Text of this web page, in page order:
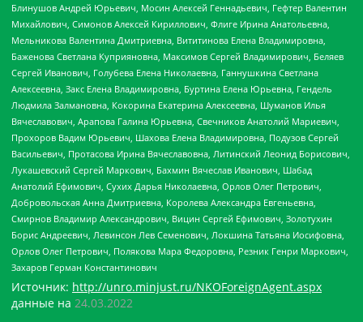
Блинушов Андрей Юрьевич, Мосин Алексей Геннадьевич, Гефтер Валентин
Михайлович, Симонов Алексей Кириллович, Флиге Ирина Анатольевна,
Мельникова Валентина Дмитриевна, Вититинова Елена Владимировна,
Баженова Светлана Куприяновна, Максимов Сергей Владимирович, Беляев
Сергей Иванович, Голубева Елена Николаевна, Ганнушкина Светлана
Алексеевна, Закс Елена Владимировна, Буртина Елена Юрьевна, Гендель
Людмила Залмановна, Кокорина Екатерина Алексеевна, Шуманов Илья
Вячеславович, Арапова Галина Юрьевна, Свечников Анатолий Мариевич,
Прохоров Вадим Юрьевич, Шахова Елена Владимировна, Подузов Сергей
Васильевич, Протасова Ирина Вячеславовна, Литинский Леонид Борисович,
Лукашевский Сергей Маркович, Бахмин Вячеслав Иванович, Шабад
Анатолий Ефимович, Сухих Дарья Николаевна, Орлов Олег Петрович,
Добровольская Анна Дмитриевна, Королева Александра Евгеньевна,
Смирнов Владимир Александрович, Вицин Сергей Ефимович, Золотухин
Борис Андреевич, Левинсон Лев Семенович, Локшина Татьяна Иосифовна,
Орлов Олег Петрович, Полякова Мара Федоровна, Резник Генри Маркович,
Захаров Герман Константинович
Источник: http://unro.minjust.ru/NKOForeignAgent.aspx
данные на 24.03.2022